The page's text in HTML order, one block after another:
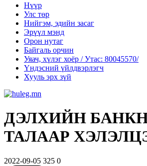
Нүүр
Улс төр
Нийгэм, эдийн засаг
Эрүүл мэнд
Орон нутаг
Байгаль орчин
Уяач, хүлэг хоёр / Утас: 80045570/
Үндэсний үйлдвэрлэгч
Хууль эрх зүй
ДЭЛХИЙН
ТАЛААР
2022-09-05 325 0